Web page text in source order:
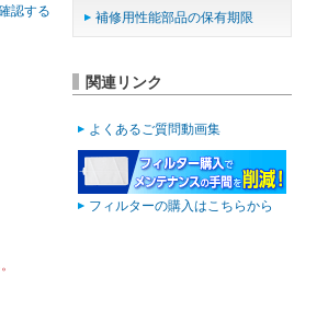
認する
補修用性能部品の保有期限
関連リンク
よくあるご質問動画集
フィルターの購入はこちらから